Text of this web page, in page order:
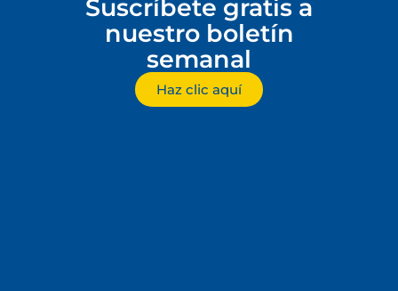
Suscríbete gratis a
nuestro boletín
semanal
Haz clic aquí